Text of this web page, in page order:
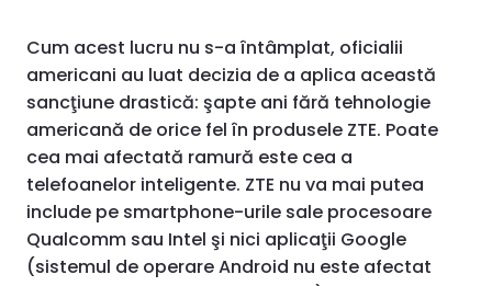
Cum acest lucru nu s-a întâmplat, oficialii
americani au luat decizia de a aplica această
sancţiune drastică: şapte ani fără tehnologie
americană de orice fel în produsele ZTE. Poate
cea mai afectată ramură este cea a
telefoanelor inteligente. ZTE nu va mai putea
include pe smartphone-urile sale procesoare
Qualcomm sau Intel şi nici aplicaţii Google
(sistemul de operare Android nu este afectat